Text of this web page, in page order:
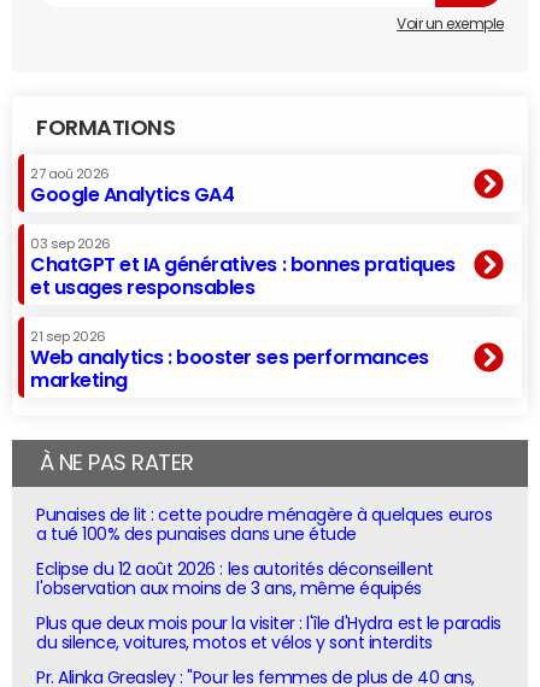
Voir un exemple
FORMATIONS
27 aoû 2026
Google Analytics GA4
03 sep 2026
ChatGPT et IA génératives : bonnes pratiques
et usages responsables
21 sep 2026
Web analytics : booster ses performances
marketing
À NE PAS RATER
Punaises de lit : cette poudre ménagère à quelques euros
a tué 100% des punaises dans une étude
Eclipse du 12 août 2026 : les autorités déconseillent
l'observation aux moins de 3 ans, même équipés
Plus que deux mois pour la visiter : l'île d'Hydra est le paradis
du silence, voitures, motos et vélos y sont interdits
Pr. Alinka Greasley : "Pour les femmes de plus de 40 ans,